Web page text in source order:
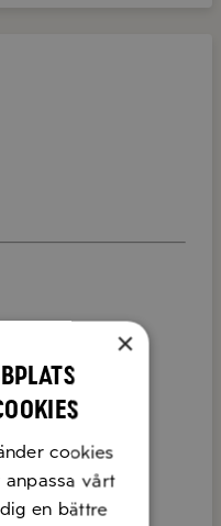
×
cookies
vårt
en bättre